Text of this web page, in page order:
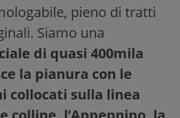
pieno di tratti
Siamo una
di quasi 400mila
la pianura con le
collocati sulla linea